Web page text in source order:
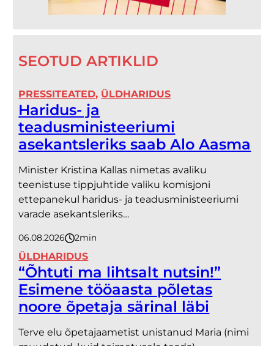
SEOTUD ARTIKLID
PRESSITEATED, ÜLDHARIDUS
Haridus- ja
teadusministeeriumi
asekantsleriks saab Alo Aasma
Minister Kristina Kallas nimetas avaliku
teenistuse tippjuhtide valiku komisjoni
ettepanekul haridus- ja teadusministeeriumi
varade asekantsleriks…
06.08.2026 2minutit
ÜLDHARIDUS
“Õhtuti ma lihtsalt nutsin!”
Esimene tööaasta põletas
noore õpetaja särinal läbi
Terve elu õpetajaametist unistanud Maria (nimi